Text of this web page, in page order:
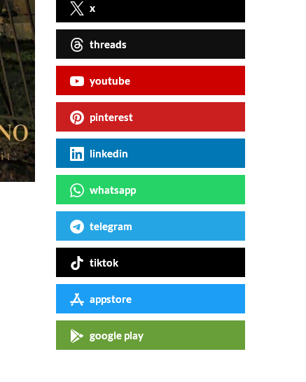
x
threads
youtube
pinterest
linkedin
whatsapp
telegram
tiktok
appstore
google play